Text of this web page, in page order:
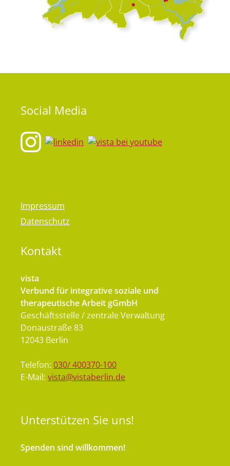
Social Media
Impressum
Datenschutz
Kontakt
vista
Verbund für integrative soziale und
therapeutische Arbeit gGmbH
Geschäftsstelle / zentrale Verwaltung
Donaustraße 83
12043 Berlin
Telefon: 030/ 400370-100
E-Mail: vista@vistaberlin.de
Unterstützen Sie uns!
Spenden sind willkommen!